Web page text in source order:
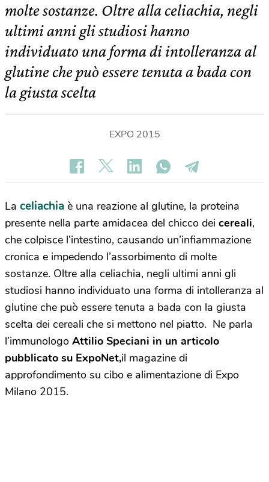
molte sostanze. Oltre alla celiachia, negli
ultimi anni gli studiosi hanno
individuato una forma di intolleranza al
glutine che può essere tenuta a bada con
la giusta scelta
EXPO 2015
La celiachia è una reazione al glutine, la proteina
presente nella parte amidacea del chicco dei cereali,
che colpisce l’intestino, causando un’infiammazione
cronica e impedendo l’assorbimento di molte
sostanze. Oltre alla celiachia, negli ultimi anni gli
studiosi hanno individuato una forma di intolleranza al
glutine che può essere tenuta a bada con la giusta
scelta dei cereali che si mettono nel piatto. Ne parla
l’immunologo Attilio Speciani in un articolo
pubblicato su ExpoNet,il magazine di
approfondimento su cibo e alimentazione di Expo
Milano 2015.